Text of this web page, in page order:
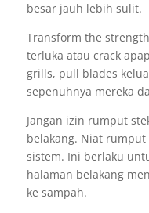
besar jauh lebih sulit.
Transform the
terluka atau crack
grills, pull blades
sepenuhnya mereka
Jangan izin rumput
belakang. Niat
sistem. Ini berlaku
halaman belakang
ke sampah.